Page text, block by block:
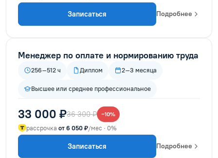
Записаться Подробнее
Менеджер по оплате и нормированию труда
256–512 ч Диплом 2–3 месяца
Высшее или среднее профессиональное
33 000 ₽36 300 ₽ −10%
рассрочка от 6 050 ₽/мес · 0%
Записаться Подробнее